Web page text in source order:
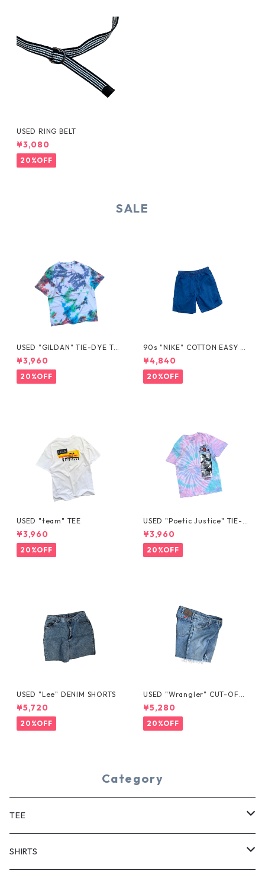
USED RING BELT
¥3,080
20%OFF
SALE
USED "GILDAN" TIE-DYE TE
E
¥3,960
20%OFF
90s "NIKE" COTTON EASY S
HORTS
¥4,840
20%OFF
USED "team" TEE
¥3,960
20%OFF
USED "Poetic Justice" TIE-D
YE TEE
¥3,960
20%OFF
USED "Lee" DENIM SHORTS
¥5,720
20%OFF
USED "Wrangler" CUT-OFF
DENIM SHORTS
¥5,280
20%OFF
Category
TEE
SHORT SLEEVE
SHIRTS